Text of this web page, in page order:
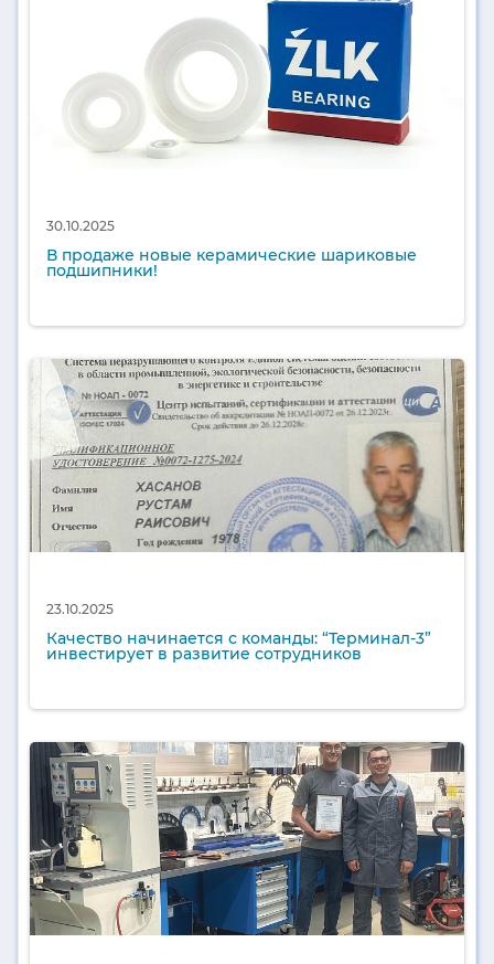
30.10.2025
В продаже новые керамические шариковые
подшипники!
23.10.2025
Качество начинается с команды: “Терминал-3”
инвестирует в развитие сотрудников